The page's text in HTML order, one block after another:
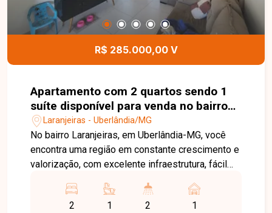
R$ 285.000,00 V
Apartamento com 2 quartos sendo 1
suíte disponível para venda no bairro
Laranjeiras em Uberlândia-MG
Laranjeiras - Uberlândia/MG
No bairro Laranjeiras, em Uberlândia-MG, você
encontra uma região em constante crescimento e
valorização, com excelente infraestrutura, fácil
proximidade com supermercados, escolas,
farmácias e diversos comércios, proporcionando
2 1 2 1